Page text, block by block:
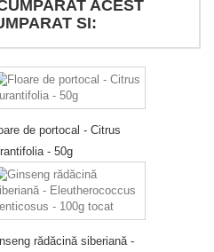
ACEST
SI:
de portocal - Citrus
- 50g
rădăcină siberiană -